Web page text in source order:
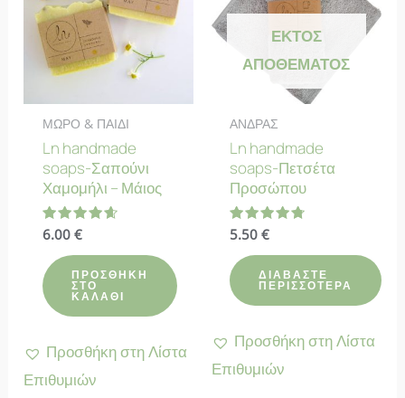
ΜΩΡΟ & ΠΑΙΔΙ
Ln handmade
soaps-Σαπούνι
Χαμομήλι – Μάιος
Βαθμολογήθηκε
4.70
από 5
6.00 €
ΠΡΟΣΘΉΚΗ
ΣΤΟ
ΚΑΛΆΘΙ
Προσθήκη στη Λίστα
Επιθυμιών
ΕΚΤΌΣ
ΑΠΟΘΈΜΑΤΟΣ
ΑΝΔΡΑΣ
Ln handmade
soaps-Πετσέτα
Προσώπου
Βαθμολογήθηκε
4.75
από 5
5.50€
ΔΙΑΒΆΣΤΕ
ΠΕΡΙΣΣΌΤΕΡΑ
Προσθήκη στη Λίστα
Επιθυμιών